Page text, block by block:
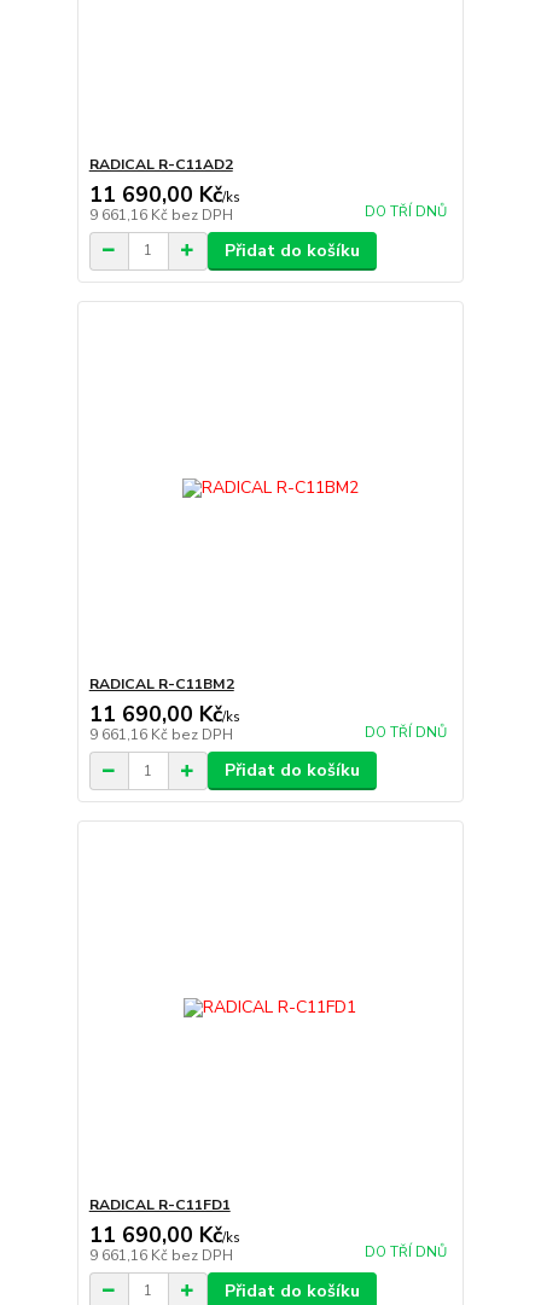
RADICAL R-C11AD2
11 690,00 Kč/ks
9 661,16 Kč bez DPH DO TŘÍ DNŮ
Přidat do košíku
RADICAL R-C11BM2
11 690,00 Kč/ks
9 661,16 Kč bez DPH DO TŘÍ DNŮ
Přidat do košíku
RADICAL R-C11FD1
11 690,00 Kč/ks
9 661,16 Kč bez DPH DO TŘÍ DNŮ
Přidat do košíku